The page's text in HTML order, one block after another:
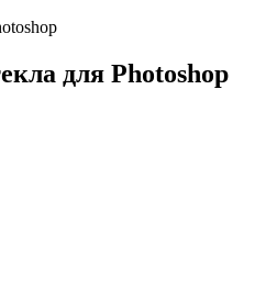
для Photoshop